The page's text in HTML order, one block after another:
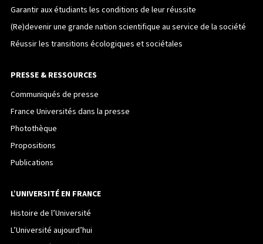
Garantir aux étudiants les conditions de leur réussite
(Re)devenir une grande nation scientifique au service de la société
Réussir les transitions écologiques et sociétales
PRESSE & RESSOURCES
Communiqués de presse
France Universités dans la presse
Photothèque
Propositions
Publications
L’UNIVERSITÉ EN FRANCE
Histoire de l’Université
L’Université aujourd’hui